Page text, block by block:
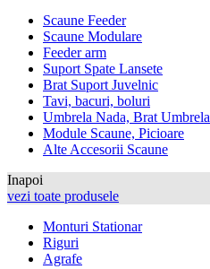
Scaune Feeder
Scaune Modulare
Feeder arm
Suport Spate Lansete
Brat Suport Juvelnic
Tavi, bacuri, boluri
Umbrela Nada, Brat Umbrela
Module Scaune, Picioare
Alte Accesorii Scaune
Inapoi
vezi toate produsele
Monturi Stationar
Riguri
Agrafe